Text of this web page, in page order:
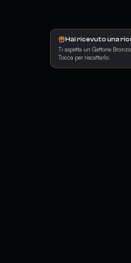
Hai ricevuto una
Ti aspetta un Gettone
Tocca per riscattarlo.